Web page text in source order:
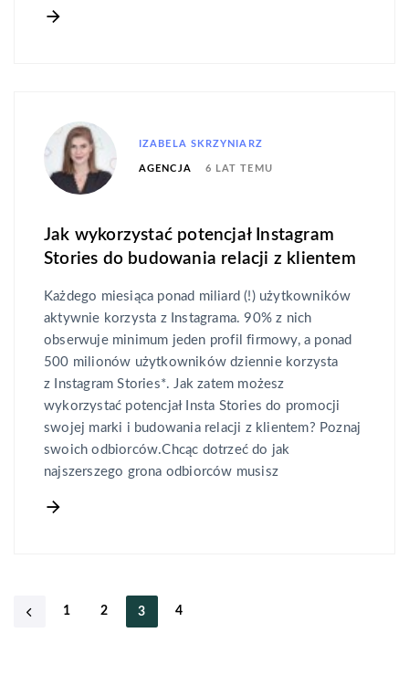
IZABELA SKRZYNIARZ
AGENCJA 6 LAT TEMU
Jak wykorzystać potencjał Instagram
Stories do budowania relacji z klientem
Każdego miesiąca ponad miliard (!) użytkowników
aktywnie korzysta z Instagrama. 90% z nich
obserwuje minimum jeden profil firmowy, a ponad
500 milionów użytkowników dziennie korzysta
z Instagram Stories*. Jak zatem możesz
wykorzystać potencjał Insta Stories do promocji
swojej marki i budowania relacji z klientem? Poznaj
swoich odbiorców.Chcąc dotrzeć do jak
najszerszego grona odbiorców musisz
1 2 3 4